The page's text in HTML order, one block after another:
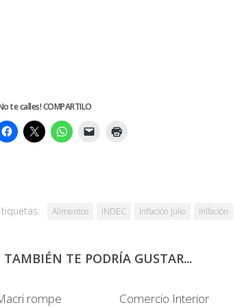
te calles! COMPARTILO
Alimentos INDEC Inflación Julio Inlfación
TAMBIÉN TE PODRÍA GUSTAR...
rompe Comercio Interior